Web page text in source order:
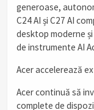
generoase,
C24 AI și C27 AI
desktop moderne
de instrumente AI
Acer accelerează
Acer continuă să
complete de